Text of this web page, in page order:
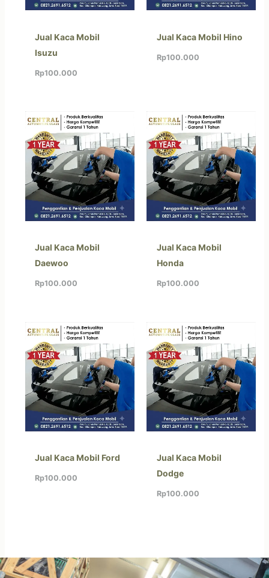
Jual Kaca Mobil
Isuzu
Rp100.000
Jual Kaca Mobil Hino
Rp100.000
Jual Kaca Mobil
Daewoo
Rp100.000
Jual Kaca Mobil
Honda
Rp100.000
Jual Kaca Mobil Ford
Rp100.000
Jual Kaca Mobil
Dodge
Rp100.000